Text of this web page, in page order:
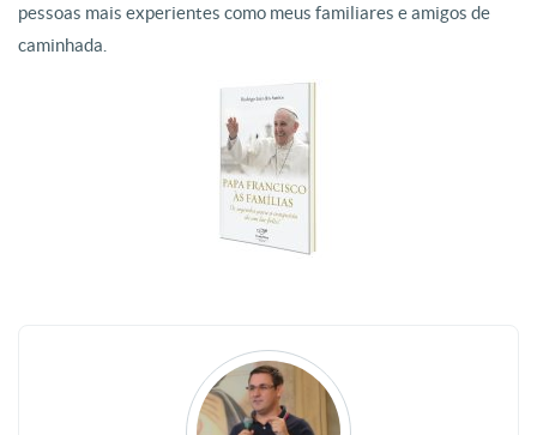
pessoas mais experientes como meus familiares e amigos de
caminhada.